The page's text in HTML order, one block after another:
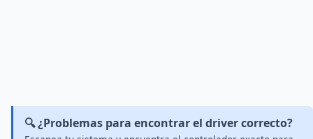
🔍 ¿Problemas para encontrar el driver correcto?